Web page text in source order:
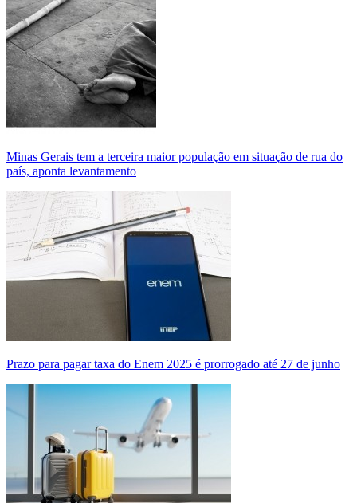
Minas Gerais tem a terceira maior população em situação de rua do
país, aponta levantamento
Prazo para pagar taxa do Enem 2025 é prorrogado até 27 de junho